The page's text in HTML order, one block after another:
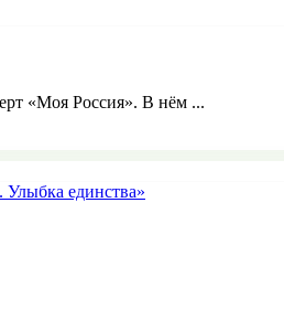
«Моя Россия». В нём ...